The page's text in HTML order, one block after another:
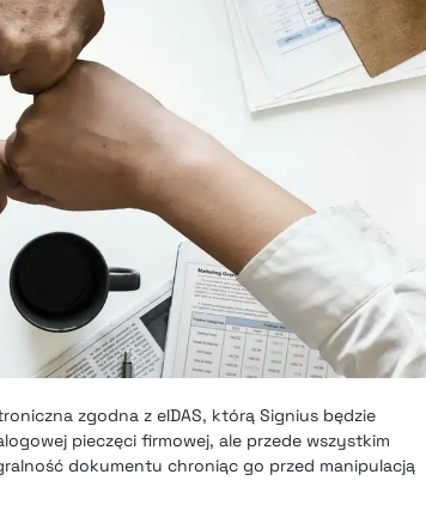
zgodna z eIDAS, którą Signius będzie
pieczęci firmowej, ale przede wszystkim
dokumentu chroniąc go przed manipulacją